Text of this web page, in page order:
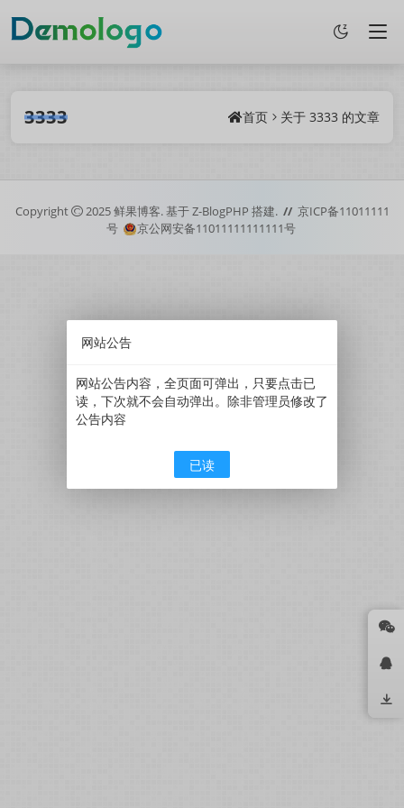
3333 首页 关于 3333 的文章
Copyright 2025鲜果博客.基于Z-BlogPHP 搭建. // 京ICP备11011111
号
京公网安备11011111111111号
网站公告
网站公告内容，全页面可弹出，只要点击已
读，下次就不会自动弹出。除非管理员修改了
公告内容
已读